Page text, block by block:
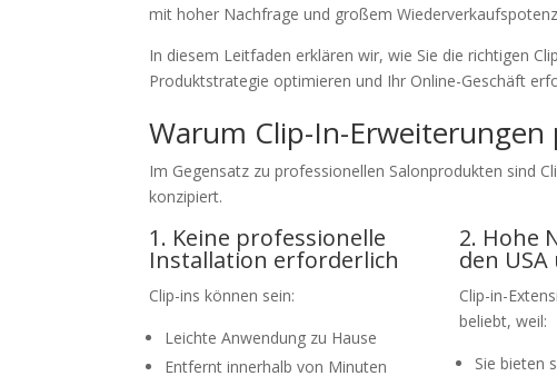
mit hoher Nachfrage und großem
In diesem Leitfaden erklären wir, wie Sie die richtigen
Produktstrategie optimieren und Ihr Online-Geschäft
Warum Clip-In-
Im Gegensatz zu professionellen Salonprodukten sind
konzipiert.
1. Keine professionelle
Installation erforderlich
Clip-ins können sein:
Leichte Anwendung zu Hause
Entfernt innerhalb von Minuten
2. Hohe
den
Clip-in-
beliebt, weil:
Sie bieten